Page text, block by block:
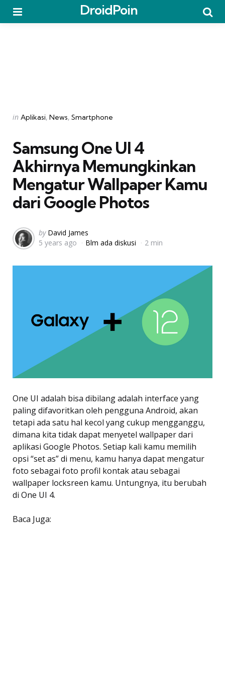
DroidPoin
Categories
Posted
in Aplikasi News Smartphone
Samsung One UI 4
Akhirnya Memungkinkan
Mengatur Wallpaper Kamu
dari Google Photos
Posted
by
by David James
5 years ago
Blm ada diskusi 2 min
One UI adalah bisa dibilang adalah interface yang
paling difavoritkan oleh pengguna Android, akan
tetapi ada satu hal kecol yang cukup mengganggu,
dimana kita tidak dapat menyetel wallpaper dari
aplikasi Google Photos. Setiap kali kamu memilih
opsi “set as” di menu, kamu hanya dapat mengatur
foto sebagai foto profil kontak atau sebagai
wallpaper locksreen kamu. Untungnya, itu berubah
di One UI 4.
Baca Juga: